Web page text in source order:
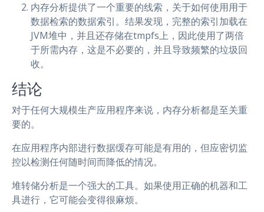
内存分析提供了一个重要的线索，关于如何使用用于
数据检索的数据索引。结果发现，完整的索引加载在
JVM堆中，并且还存储在tmpfs上，因此使用了两倍
于所需内存，这是不必要的，并且导致频繁的垃圾回
收。
结论
对于任何大规模生产应用程序来说，内存分析都是至关重
要的。
在应用程序内部进行数据缓存可能是有用的，但应密切监
控以检测任何随时间而降低的情况。
堆转储分析是一个强大的工具。如果使用正确的机器和工
具进行，它可能会变得很麻烦。